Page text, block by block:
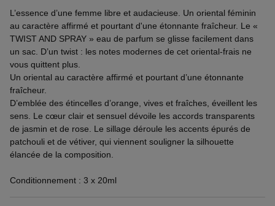
L’essence d’une femme libre et audacieuse. Un oriental féminin
au caractère affirmé et pourtant d'une étonnante fraîcheur. Le «
TWIST AND SPRAY » eau de parfum se glisse facilement dans
un sac. D’un twist : les notes modernes de cet oriental-frais ne
vous quittent plus.
Un oriental au caractère affirmé et pourtant d’une étonnante
fraîcheur.
D’emblée des étincelles d’orange, vives et fraîches, éveillent les
sens. Le cœur clair et sensuel dévoile les accords transparents
de jasmin et de rose. Le sillage déroule les accents épurés de
patchouli et de vétiver, qui viennent souligner la silhouette
élancée de la composition.
Conditionnement : 3 x 20ml